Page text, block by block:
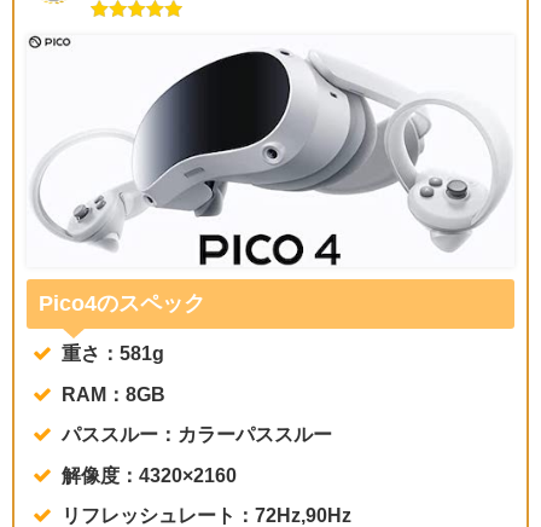
Pico4のスペック
重さ：581g
RAM：8GB
パススルー：カラーパススルー
解像度：4320×2160
リフレッシュレート：72Hz,90Hz